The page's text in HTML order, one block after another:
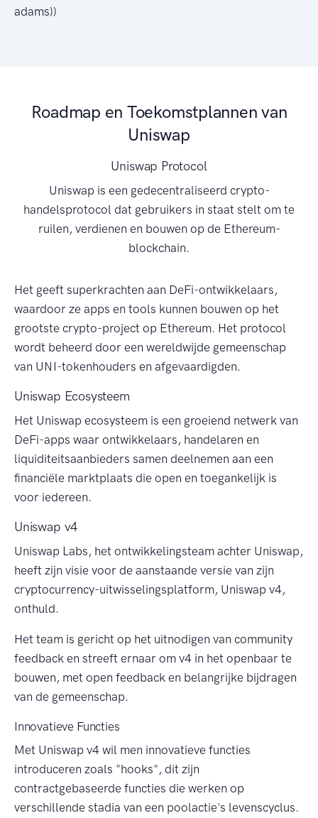
adams))
Roadmap en Toekomstplannen van
Uniswap
Uniswap Protocol
Uniswap is een gedecentraliseerd crypto-
handelsprotocol dat gebruikers in staat stelt om te
ruilen, verdienen en bouwen op de Ethereum-
blockchain.
Het geeft superkrachten aan DeFi-ontwikkelaars,
waardoor ze apps en tools kunnen bouwen op het
grootste crypto-project op Ethereum. Het protocol
wordt beheerd door een wereldwijde gemeenschap
van UNI-tokenhouders en afgevaardigden.
Uniswap Ecosysteem
Het Uniswap ecosysteem is een groeiend netwerk van
DeFi-apps waar ontwikkelaars, handelaren en
liquiditeitsaanbieders samen deelnemen aan een
financiële marktplaats die open en toegankelijk is
voor iedereen.
Uniswap v4
Uniswap Labs, het ontwikkelingsteam achter Uniswap,
heeft zijn visie voor de aanstaande versie van zijn
cryptocurrency-uitwisselingsplatform, Uniswap v4,
onthuld.
Het team is gericht op het uitnodigen van community
feedback en streeft ernaar om v4 in het openbaar te
bouwen, met open feedback en belangrijke bijdragen
van de gemeenschap.
Innovatieve Functies
Met Uniswap v4 wil men innovatieve functies
introduceren zoals "hooks", dit zijn
contractgebaseerde functies die werken op
verschillende stadia van een poolactie's levenscyclus.